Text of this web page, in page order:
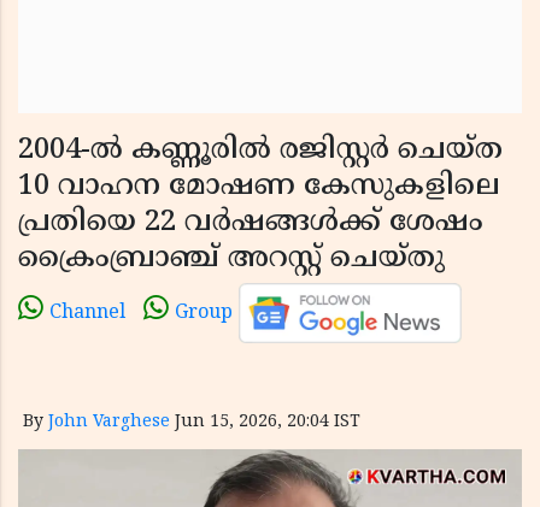
2004-ൽ കണ്ണൂരിൽ രജിസ്റ്റർ ചെയ്ത
10 വാഹന മോഷണ കേസുകളിലെ
പ്രതിയെ 22 വർഷങ്ങൾക്ക് ശേഷം
ക്രൈംബ്രാഞ്ച് അറസ്റ്റ് ചെയ്തു
Channel Group
By John Varghese Jun 15, 2026, 20:04 IST